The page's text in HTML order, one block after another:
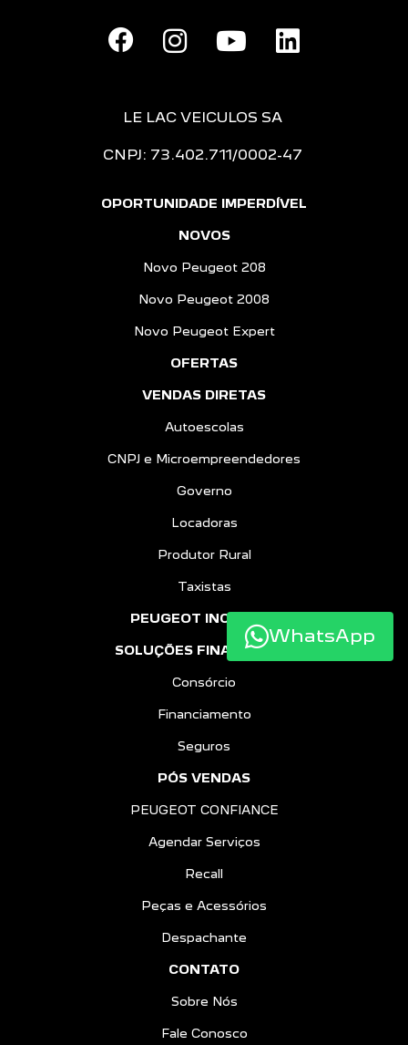
LE LAC VEICULOS SA
CNPJ: 73.402.711/0002-47
OPORTUNIDADE IMPERDÍVEL
NOVOS
Novo Peugeot 208
Novo Peugeot 2008
Novo Peugeot Expert
OFERTAS
VENDAS DIRETAS
Autoescolas
CNPJ e Microempreendedores
Governo
Locadoras
Produtor Rural
Taxistas
PEUGEOT INCLUSÃO
SOLUÇÕES FINANCEIRAS
Consórcio
Financiamento
Seguros
PÓS VENDAS
PEUGEOT CONFIANCE
Agendar Serviços
Recall
Peças e Acessórios
Despachante
CONTATO
Sobre Nós
Fale Conosco
WhatsApp